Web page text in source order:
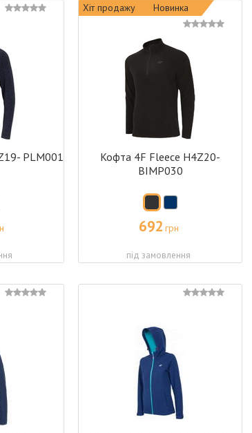
PLM001
Хіт продажу Новинка
Кофта 4F Fleece H4Z20-
BIMP030
692 грн
під замовлення